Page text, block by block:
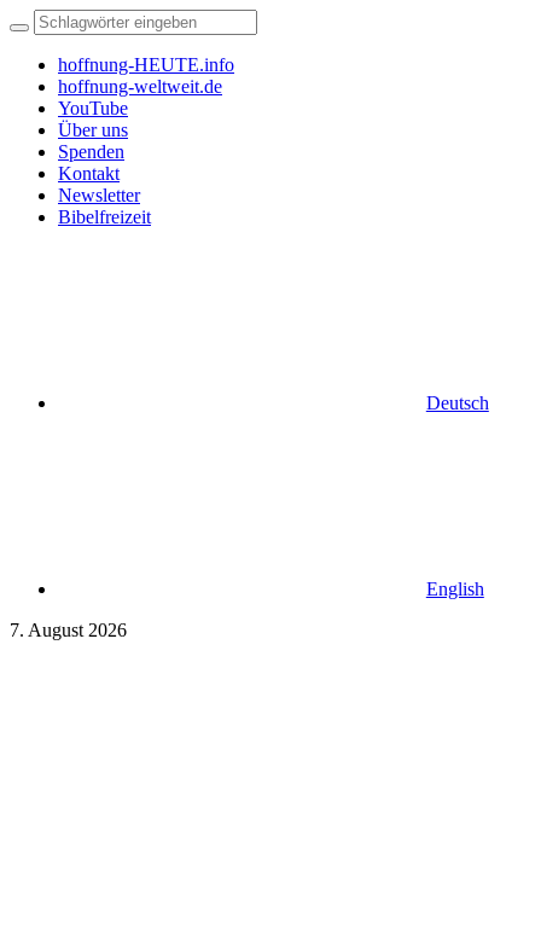
hoffnung-HEUTE.info
hoffnung-weltweit.de
YouTube
Über uns
Spenden
Kontakt
Newsletter
Bibelfreizeit
Deutsch
English
7. August 2026